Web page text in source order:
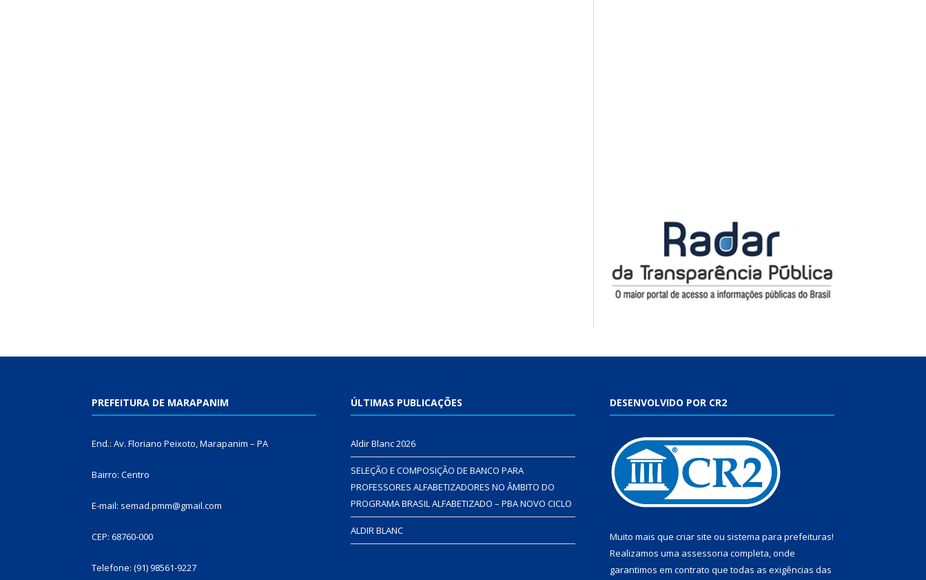
PREFEITURA DE MARAPANIM
End.: Av. Floriano Peixoto, Marapanim – PA
Bairro: Centro
E-mail: semad.pmm@gmail.com
CEP: 68760-000
Telefone: (91) 98561-9227
ÚLTIMAS PUBLICAÇÕES
Aldir Blanc 2026
SELEÇÃO E COMPOSIÇÃO DE BANCO PARA
PROFESSORES ALFABETIZADORES NO ÂMBITO DO
PROGRAMA BRASIL ALFABETIZADO – PBA NOVO CICLO
ALDIR BLANC
DESENVOLVIDO POR CR2
Muito mais que criar site ou sistema para prefeituras!
Realizamos uma assessoria completa, onde
garantimos em contrato que todas as exigências das